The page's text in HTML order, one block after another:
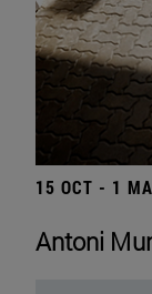
15 OCT - 1
Antoni